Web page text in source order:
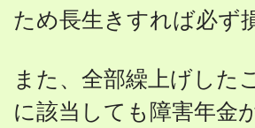
ため長生きすれば必ず
また、全部繰上げした
に該当しても障害年金